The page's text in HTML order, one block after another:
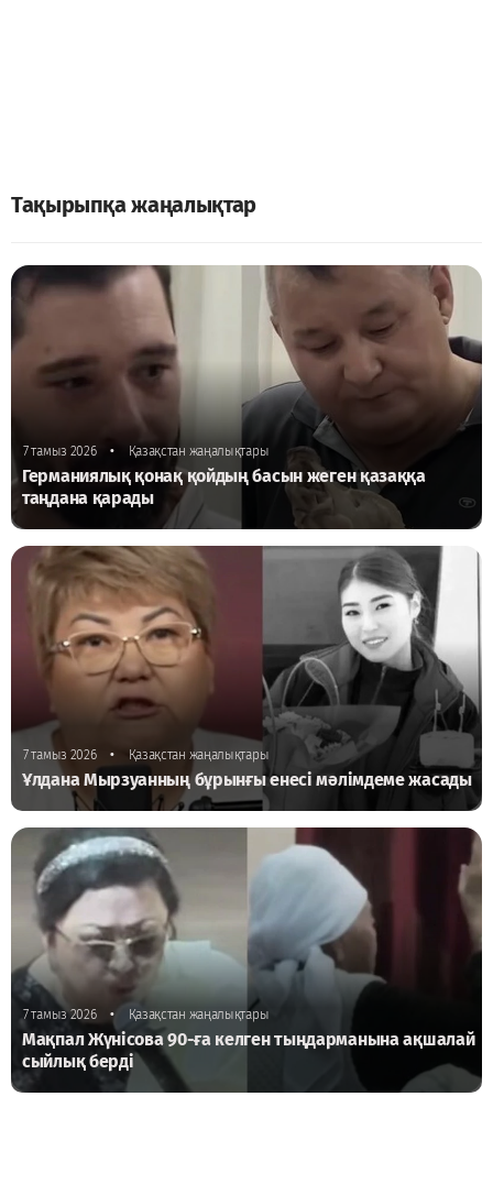
Тақырыпқа жаңалықтар
7 тамыз 2026 • Қазақстан жаңалықтары
Германиялық қонақ қойдың басын жеген қазаққа
таңдана қарады
7 тамыз 2026 • Қазақстан жаңалықтары
Ұлдана Мырзуанның бұрынғы енесі мәлімдеме жасады
7 тамыз 2026 • Қазақстан жаңалықтары
Мақпал Жүнісова 90-ға келген тыңдарманына ақшалай
сыйлық берді